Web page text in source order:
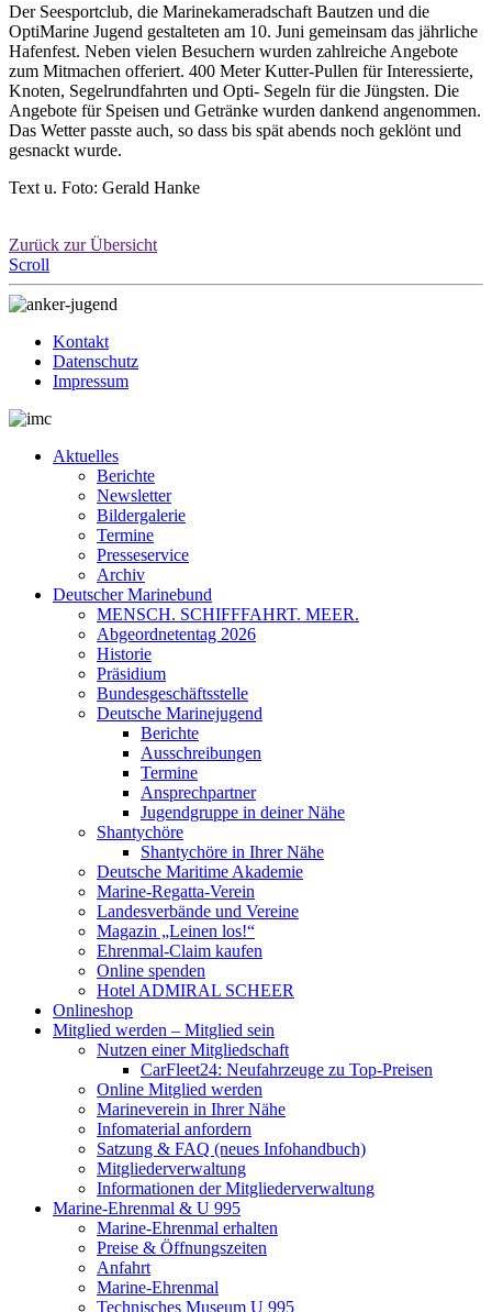
Der Seesportclub, die Marinekameradschaft Bautzen und die
OptiMarine Jugend gestalteten am 10. Juni gemeinsam das jährliche
Hafenfest. Neben vielen Besuchern wurden zahlreiche Angebote
zum Mitmachen offeriert. 400 Meter Kutter-Pullen für Interessierte,
Knoten, Segelrundfahrten und Opti- Segeln für die Jüngsten. Die
Angebote für Speisen und Getränke wurden dankend angenommen.
Das Wetter passte auch, so dass bis spät abends noch geklönt und
gesnackt wurde.
Text u. Foto: Gerald Hanke
Zurück zur Übersicht
Scroll
Kontakt
Datenschutz
Impressum
Aktuelles
Berichte
Newsletter
Bildergalerie
Termine
Presseservice
Archiv
Deutscher Marinebund
MENSCH. SCHIFFFAHRT. MEER.
Abgeordnetentag 2026
Historie
Präsidium
Bundesgeschäftsstelle
Deutsche Marinejugend
Berichte
Ausschreibungen
Termine
Ansprechpartner
Jugendgruppe in deiner Nähe
Shantychöre
Shantychöre in Ihrer Nähe
Deutsche Maritime Akademie
Marine-Regatta-Verein
Landesverbände und Vereine
Magazin „Leinen los!“
Ehrenmal-Claim kaufen
Online spenden
Hotel ADMIRAL SCHEER
Onlineshop
Mitglied werden – Mitglied sein
Nutzen einer Mitgliedschaft
CarFleet24: Neufahrzeuge zu Top-Preisen
Online Mitglied werden
Marineverein in Ihrer Nähe
Infomaterial anfordern
Satzung & FAQ (neues Infohandbuch)
Mitgliederverwaltung
Informationen der Mitgliederverwaltung
Marine-Ehrenmal & U 995
Marine-Ehrenmal erhalten
Preise & Öffnungszeiten
Anfahrt
Marine-Ehrenmal
Technisches Museum U 995